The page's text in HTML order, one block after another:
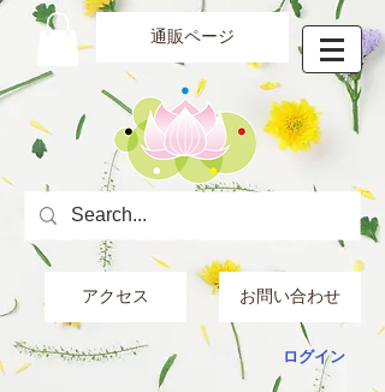
通販ページ
アクセス お問い合わせ
ログイン